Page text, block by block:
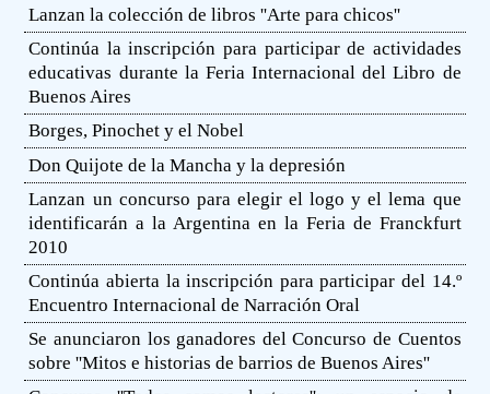
Lanzan la colección de libros ''Arte para chicos''
Continúa la inscripción para participar de actividades
educativas durante la Feria Internacional del Libro de
Buenos Aires
Borges, Pinochet y el Nobel
Don Quijote de la Mancha y la depresión
Lanzan un concurso para elegir el logo y el lema que
identificarán a la Argentina en la Feria de Franckfurt
2010
Continúa abierta la inscripción para participar del 14.º
Encuentro Internacional de Narración Oral
Se anunciaron los ganadores del Concurso de Cuentos
sobre ''Mitos e historias de barrios de Buenos Aires''